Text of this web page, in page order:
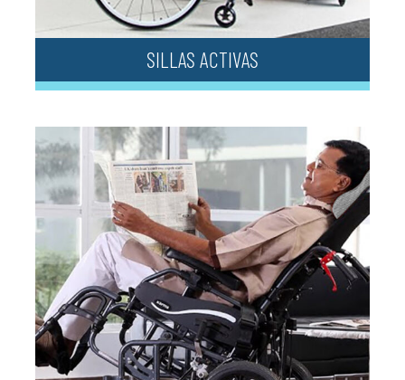
SILLAS ACTIVAS